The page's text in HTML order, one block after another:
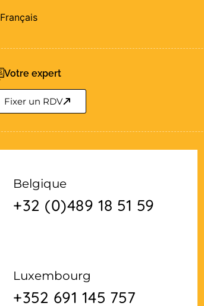
Français
Votre expert
Fixer un RDV
Belgique
+32 (0)489 18 51 59
Luxembourg
+352 691 145 757